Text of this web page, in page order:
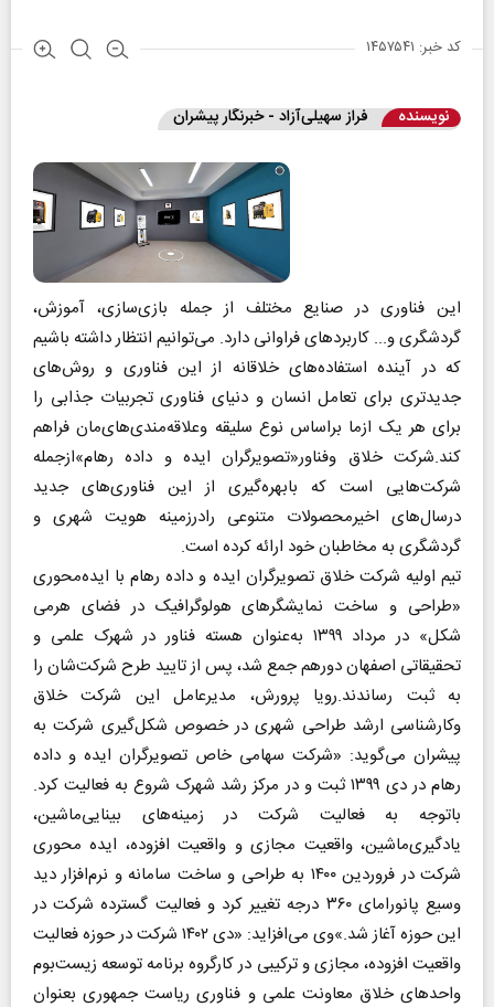
کد خبر: ۱۴۵۷۵۴۱
نویسنده فراز سهیلی‌آزاد - خبرنگار پیشران
این فناوری در صنایع مختلف از جمله بازی‌سازی، آموزش،
گردشگری و... کاربردهای فراوانی دارد. می‌توانیم انتظار داشته باشیم
که در آینده استفاده‌های خلاقانه از این فناوری و روش‌های
جدیدتری برای تعامل انسان و دنیای فناوری تجربیات جذابی را
برای هر یک ازما براساس نوع سلیقه وعلاقه‌مندی‌های‌مان فراهم
کند.شرکت خلاق وفناور«تصویرگران ایده و داده رهام»ازجمله
شرکت‌هایی است که بابهره‌گیری از این فناوری‌های جدید
درسال‌های اخیرمحصولات متنوعی رادرزمینه هویت شهری و
گردشگری به مخاطبان خود ارائه کرده است.
تیم اولیه شرکت خلاق تصویرگران ایده و داده رهام با ایده‌محوری
«طراحی و ساخت نمایشگرهای هولوگرافیک در فضای هرمی
شکل» در مرداد ۱۳۹۹ به‌عنوان هسته فناور در شهرک علمی و
تحقیقاتی اصفهان دورهم جمع شد، پس از تایید طرح شرکت‌شان را
به ثبت رساندند.رویا پرورش، مدیرعامل این شرکت خلاق
وکارشناسی ارشد طراحی شهری در خصوص شکل‌گیری شرکت به
پیشران می‌گوید: «شرکت سهامی خاص تصویرگران ایده و داده
رهام در دی‌ ۱۳۹۹ ثبت و در مرکز رشد شهرک شروع به فعالیت کرد.
باتوجه به فعالیت شرکت در زمینه‌های بینایی‌ماشین،
یادگیری‌ماشین، واقعیت مجازی و واقعیت افزوده، ایده ‌محوری
شرکت در فروردین‌ ۱۴۰۰ به طراحی و ساخت سامانه و نرم‌افزار دید
وسیع پانورامای ۳۶۰ درجه تغییر کرد و فعالیت گسترده شرکت در
این حوزه آغاز شد.»وی می‌افزاید: «دی‌ ۱۴۰۲ شرکت در حوزه فعالیت
واقعیت افزوده، مجازی و ترکیبی در کارگروه برنامه توسعه زیست‌بوم
واحدهای خلاق معاونت علمی و فناوری ریاست جمهوری بعنوان